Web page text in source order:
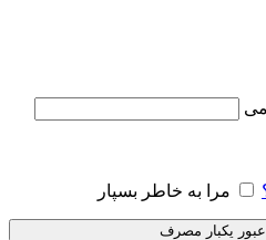
مرا به خاطر بسپار
عبور یکبار مصرف